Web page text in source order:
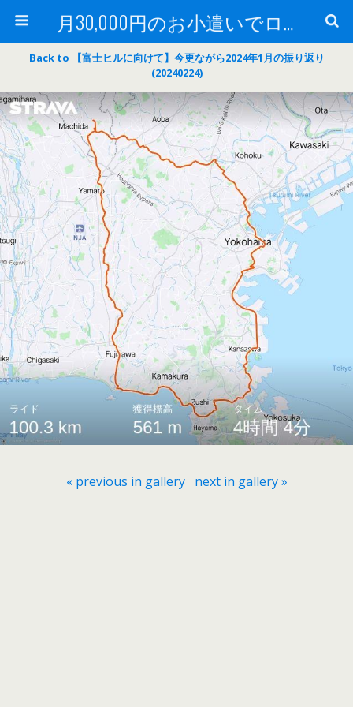
月30,000円のお小遣いでロードバイク
Back to 【富士ヒルに向けて】今更ながら2024年1月の振り返り
(20240224)
« previous in gallery next in gallery »